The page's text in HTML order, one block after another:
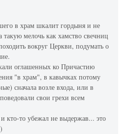
в храм шкалит гордыня и не
такую мелочь как хамство свечниц
вокруг Церкви, подумать о
оглашенных ко Причастию
"в храм", в кавычках потому
сначала возле входа, или в
свои грехи всем
кто-то убежал не выдержав... это